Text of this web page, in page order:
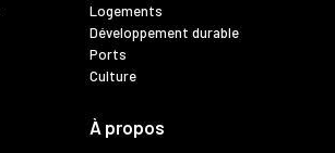
Logements
Développement durable
Ports
Culture
À propos